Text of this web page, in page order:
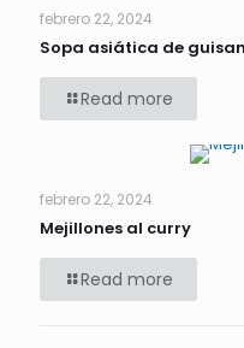
febrero 22, 2024
Sopa asiática de
Read more
febrero 22, 2024
Mejillones al curry
Read more